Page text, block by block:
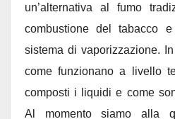
un’alternativa al fumo
combustione del tabacco
sistema di vaporizzazione.
come funzionano a livello
composti i liquidi e come
Al momento siamo alla